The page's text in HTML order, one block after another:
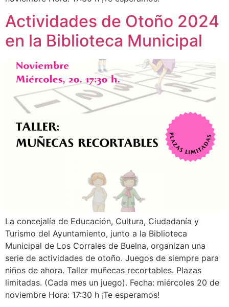
Actividades de Otoño 2024
en la Biblioteca Municipal
La concejalía de Educación, Cultura, Ciudadanía y
Turismo del Ayuntamiento, junto a la Biblioteca
Municipal de Los Corrales de Buelna, organizan una
serie de actividades de otoño. Juegos de siempre para
niños de ahora. Taller muñecas recortables. Plazas
limitadas. (Cada mes un juego). Fecha: miércoles 20 de
noviembre Hora: 17:30 h ¡Te esperamos!